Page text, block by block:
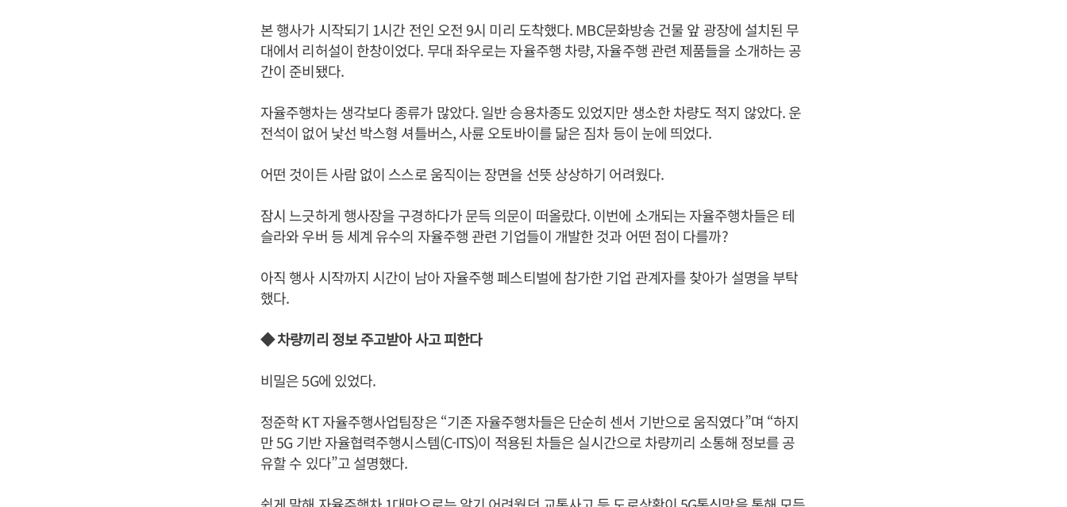
본 행사가 시작되기 1시간 전인 오전 9시 미리 도착했다. MBC문화방송 건물 앞 광장에 설치된 무
대에서 리허설이 한창이었다. 무대 좌우로는 자율주행 차량, 자율주행 관련 제품들을 소개하는 공
간이 준비됐다.
자율주행차는 생각보다 종류가 많았다. 일반 승용차종도 있었지만 생소한 차량도 적지 않았다. 운
전석이 없어 낯선 박스형 셔틀버스, 사륜 오토바이를 닮은 짐차 등이 눈에 띄었다.
어떤 것이든 사람 없이 스스로 움직이는 장면을 선뜻 상상하기 어려웠다.
잠시 느긋하게 행사장을 구경하다가 문득 의문이 떠올랐다. 이번에 소개되는 자율주행차들은 테
슬라와 우버 등 세계 유수의 자율주행 관련 기업들이 개발한 것과 어떤 점이 다를까?
아직 행사 시작까지 시간이 남아 자율주행 페스티벌에 참가한 기업 관계자를 찾아가 설명을 부탁
했다.
◆ 차량끼리 정보 주고받아 사고 피한다
비밀은 5G에 있었다.
정준학 KT 자율주행사업팀장은 “기존 자율주행차들은 단순히 센서 기반으로 움직였다”며 “하지
만 5G 기반 자율협력주행시스템(C-ITS)이 적용된 차들은 실시간으로 차량끼리 소통해 정보를 공
유할 수 있다”고 설명했다.